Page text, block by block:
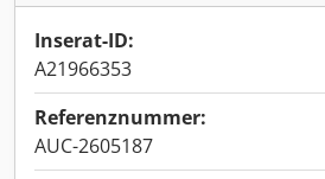
Inserat-ID:
A21966353
Referenznummer:
AUC-2605187